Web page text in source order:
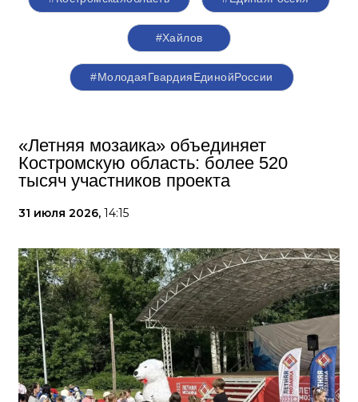
#Хайлов
#МолодаяГвардияЕдинойРоссии
«Летняя мозаика» объединяет
Костромскую область: более 520
тысяч участников проекта
31 июля 2026, 14:15